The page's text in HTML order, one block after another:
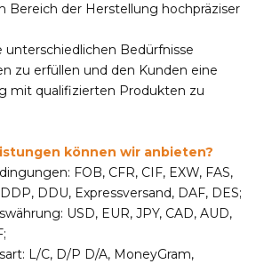
Bereich der Herstellung hochpräziser
unterschiedlichen Bedürfnisse
zu erfüllen und den Kunden eine
mit qualifizierten Produkten zu
können wir anbieten?
FOB, CFR, CIF, EXW, FAS,
DDU, Expressversand, DAF, DES;
USD, EUR, JPY, CAD, AUD,
L/C, D/P D/A, MoneyGram,